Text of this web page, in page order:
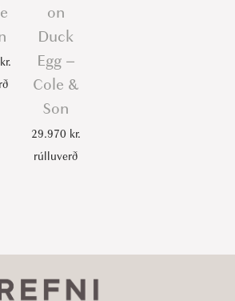
kr.
on
Duck
Egg –
Cole &
Son
29.970 kr.
rúlluverð